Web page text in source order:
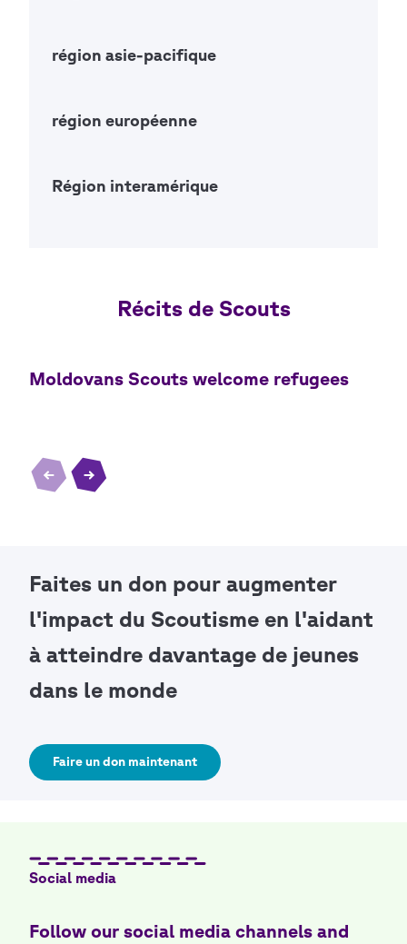
région asie-pacifique
région européenne
Région interamérique
Faites un don pour augmenter
l'impact du Scoutisme en l'aidant
à atteindre davantage de jeunes
dans le monde
Faire un don maintenant
Social media
Follow our social media channels and